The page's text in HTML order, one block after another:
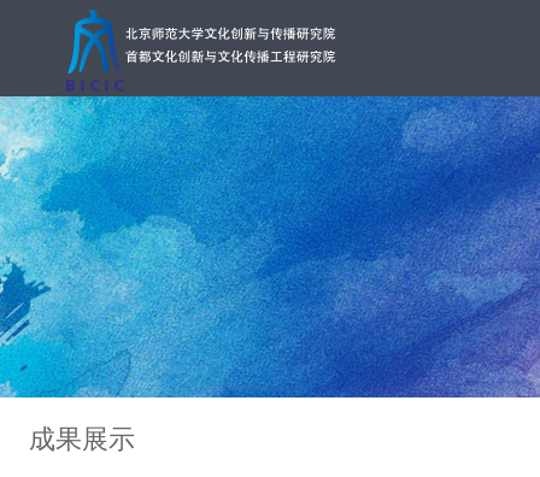
成果展示